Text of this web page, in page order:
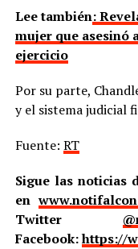
Lee también:
mujer que asesinó
ejercicio
Por su parte,
y el sistema judicial
Fuente: RT
Sigue las noticias
en
Twitter
Facebook:https://